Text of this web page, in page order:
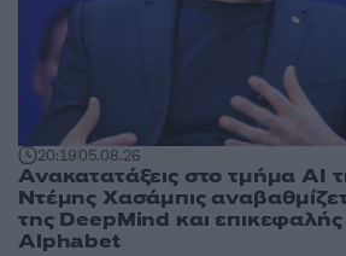
20:1905.08.26
Ανακατατάξεις στο τμήμα AI
Ντέμης Χασάμπις
της DeepMind και
Alphabet